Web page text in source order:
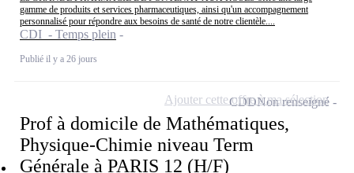
gamme de produits et services pharmaceutiques, ainsi qu'un accompagnement
personnalisé pour répondre aux besoins de santé de notre clientèle....
CDI - Temps plein
Publié il y a 26 jours
Prof à domicile de Mathématiques,
Physique-Chimie niveau Term
Générale à PARIS 12 (H/F)
CDDNon renseigné
Ajouter cette offre à ma sélection